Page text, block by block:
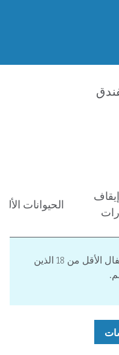
الحيوانات
لا تُطبَّق رسوم إضافية على الأطفال الأقل من 18 الذين